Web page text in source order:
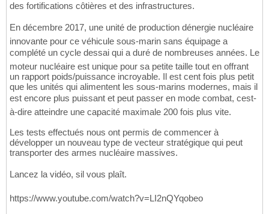
des fortifications côtières et des infrastructures.
En décembre 2017, une unité de production dénergie nucléaire
innovante pour ce véhicule sous-marin sans équipage a
complété un cycle dessai qui a duré de nombreuses années. Le
moteur nucléaire est unique pour sa petite taille tout en offrant
un rapport poids/puissance incroyable. Il est cent fois plus petit
que les unités qui alimentent les sous-marins modernes, mais il
est encore plus puissant et peut passer en mode combat, cest-
à-dire atteindre une capacité maximale 200 fois plus vite.
Les tests effectués nous ont permis de commencer à
développer un nouveau type de vecteur stratégique qui peut
transporter des armes nucléaire massives.
Lancez la vidéo, sil vous plaît.
https://www.youtube.com/watch?v=LI2nQYqobeo